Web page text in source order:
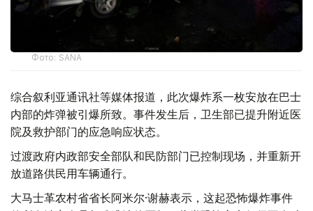
Фото: SANA
综合叙利亚通讯社等媒体报道，此次爆炸系一枚安放在巴士
内部的炸弹被引爆所致。事件发生后，卫生部已提升附近医
院及救护部门的应急响应状态。
过渡政府内政部安全部队和民防部门已控制现场，并重新开
放道路供民用车辆通行。
大马士革农村省省长阿米尔·谢赫表示，这起恐怖爆炸事件